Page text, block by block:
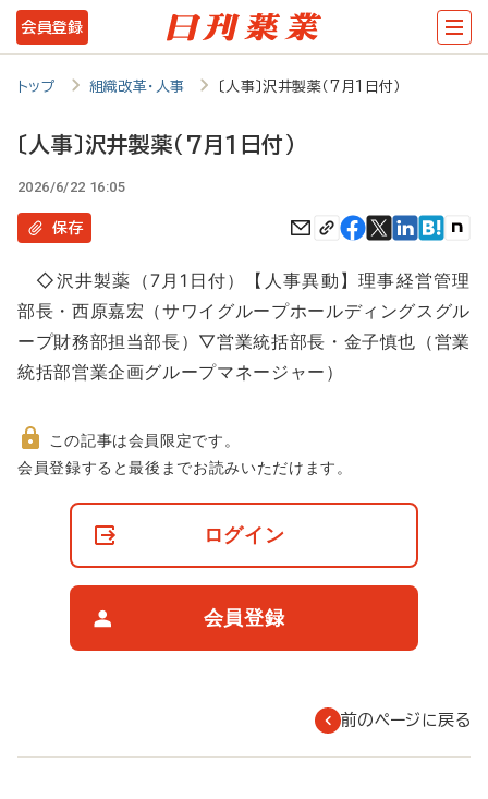
メ
イ
テ
動
会員登録
トップ 組織改革・人事 〔人事〕沢井製薬（7月1日付）
〔人事〕沢井製薬（7月1日付）
2026/6/22 16:05
保存
◇沢井製薬（7月1日付）【人事異動】理事経営管理
部長・西原嘉宏（サワイグループホールディングスグル
ープ財務部担当部長）▽営業統括部長・金子慎也（営業
統括部営業企画グループマネージャー）
非
この記事は会員限定です。
会員登録すると最後までお読みいただけます。
ログイン
会員登録
前のページに戻る